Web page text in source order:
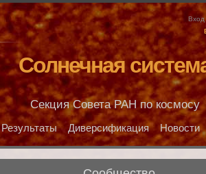
Вход
Солнечная
Секция Совета РАН по космосу
Результаты Диверсификация Новости